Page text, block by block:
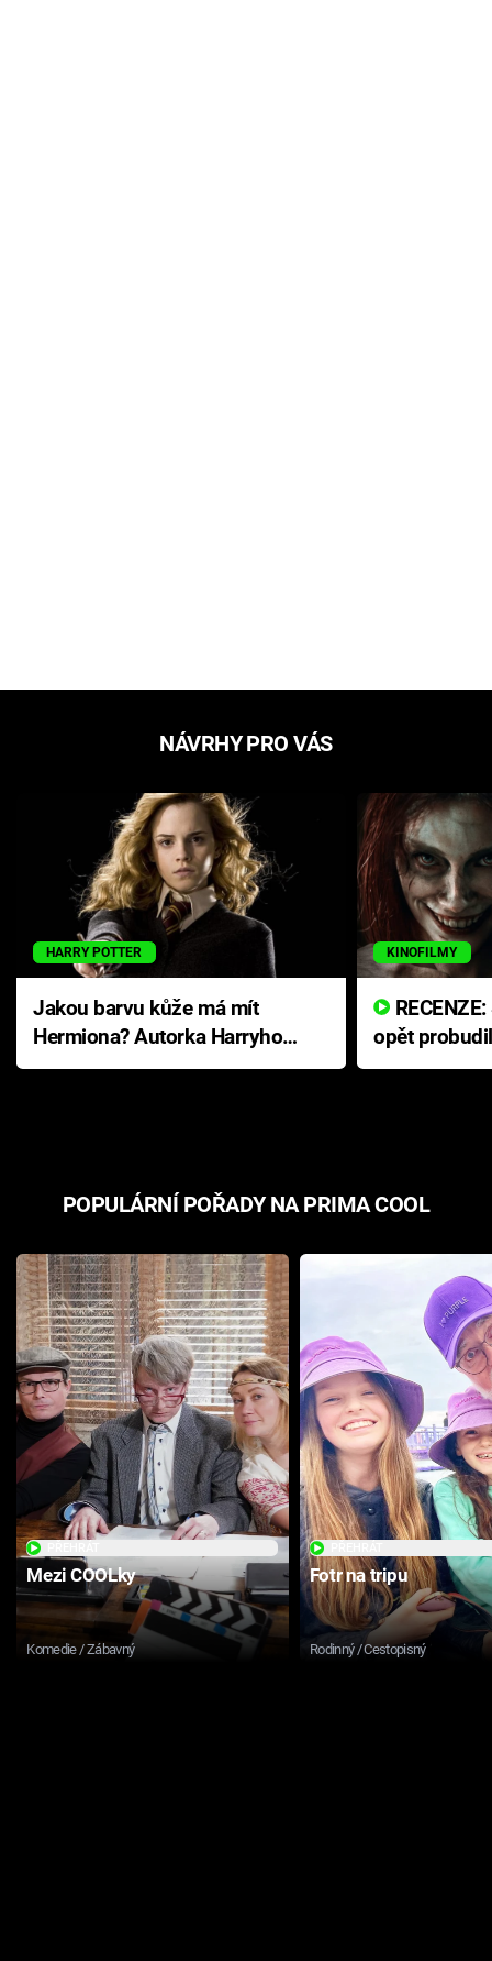
NÁVRHY PRO VÁS
HARRY POTTER
Jakou barvu kůže má mít
Hermiona? Autorka Harryho
Pottera přišla s ráznou
KINOFILMY
opět
přichází s
POPULÁRNÍ POŘADY NA PRIMA COOL
Mezi COOLky
Komedie / Zábavný
Fotr na tripu
Rodinný / Cestopisný